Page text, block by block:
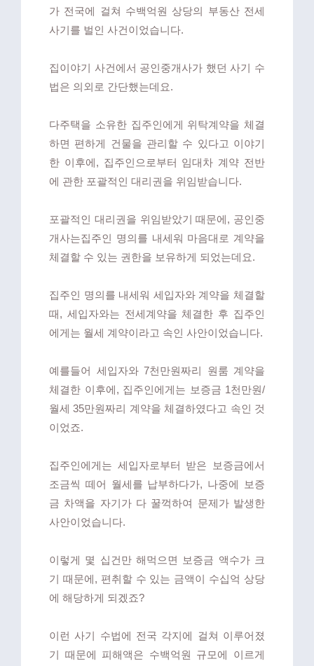
가 전국에 걸쳐 수백억원 상당의 부동산 전세
사기를 벌인 사건이었습니다.
집이야기 사건에서 공인중개사가 했던 사기 수
법은 의외로 간단했는데요.
다주택을 소유한 집주인에게 위탁계약을 체결
하면 편하게 건물을 관리할 수 있다고 이야기
한 이후에, 집주인으로부터 임대차 계약 전반
에 관한 포괄적인 대리권을 위임받습니다.
포괄적인 대리권을 위임받았기 때문에, 공인중
개사는집주인 명의를 내세워 마음대로 계약을
체결할 수 있는 권한을 보유하게 되었는데요.
집주인 명의를 내세워 세입자와 계약을 체결할
때, 세입자와는 전세계약을 체결한 후 집주인
에게는 월세 계약이라고 속인 사안이었습니다.
예를들어 세입자와 7천만원짜리 원룸 계약을
체결한 이후에, 집주인에게는 보증금 1천만원/
월세 35만원짜리 계약을 체결하였다고 속인 것
이었죠.
집주인에게는 세입자로부터 받은 보증금에서
조금씩 떼어 월세를 납부하다가, 나중에 보증
금 차액을 자기가 다 꿀꺽하여 문제가 발생한
사안이었습니다.
이렇게 몇 십건만 해먹으면 보증금 액수가 크
기 때문에, 편취할 수 있는 금액이 수십억 상당
에 해당하게 되겠죠?
이런 사기 수법에 전국 각지에 걸쳐 이루어졌
기 때문에 피해액은 수백억원 규모에 이르게